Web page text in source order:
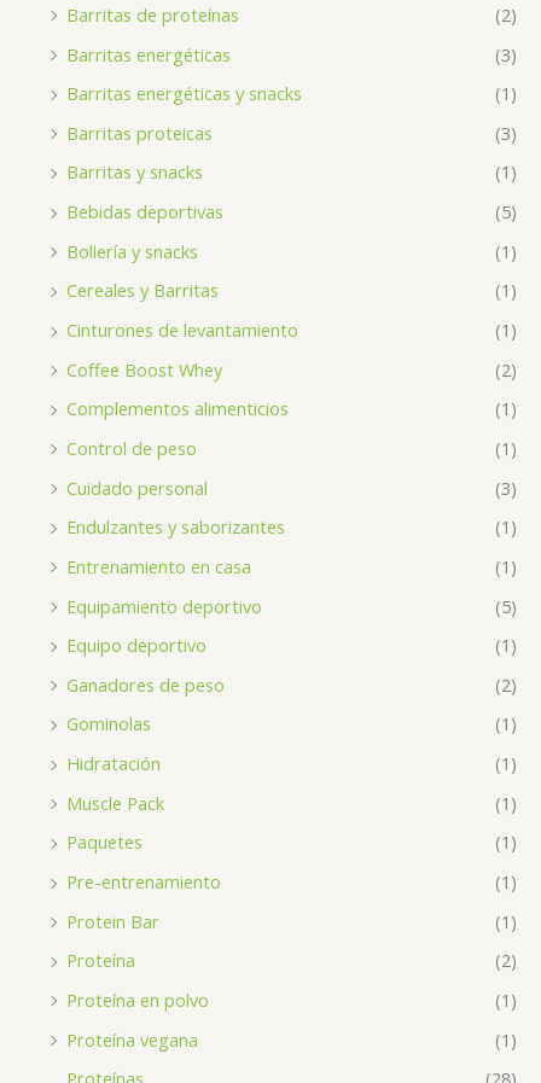
Barritas de proteínas
(2)
Barritas energéticas
(3)
Barritas energéticas y snacks
(1)
Barritas proteicas
(3)
Barritas y snacks
(1)
Bebidas deportivas
(5)
Bollería y snacks
(1)
Cereales y Barritas
(1)
Cinturones de levantamiento
(1)
Coffee Boost Whey
(2)
Complementos alimenticios
(1)
Control de peso
(1)
Cuidado personal
(3)
Endulzantes y saborizantes
(1)
Entrenamiento en casa
(1)
Equipamiento deportivo
(5)
Equipo deportivo
(1)
Ganadores de peso
(2)
Gominolas
(1)
Hidratación
(1)
Muscle Pack
(1)
Paquetes
(1)
Pre-entrenamiento
(1)
Protein Bar
(1)
Proteína
(2)
Proteína en polvo
(1)
Proteína vegana
(1)